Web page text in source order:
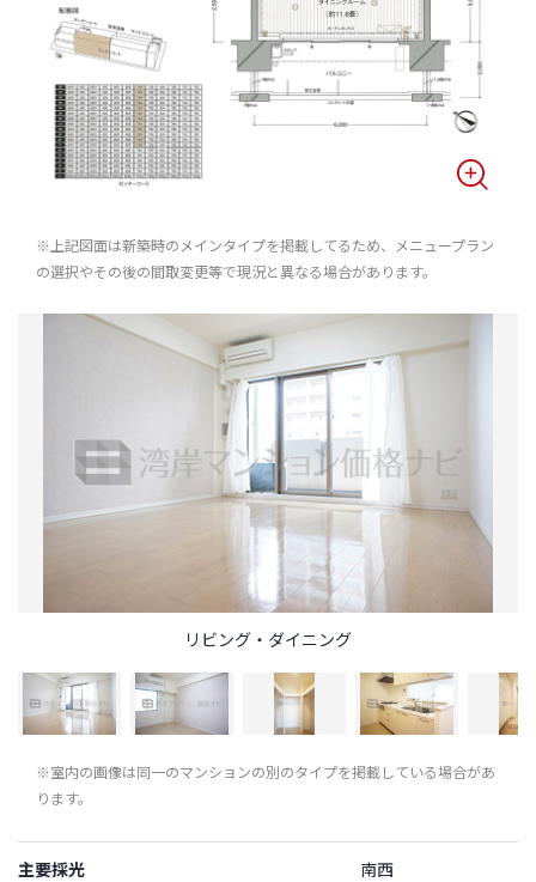
※上記図面は新築時のメインタイプを掲載してるため、メニュープラン
の選択やその後の間取変更等で現況と異なる場合があります。
リビング・ダイニング
※室内の画像は同一のマンションの別のタイプを掲載している場合があ
ります。
主要採光 南西